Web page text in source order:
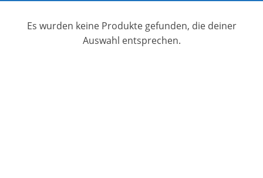
Es wurden keine Produkte gefunden, die deiner
Auswahl entsprechen.